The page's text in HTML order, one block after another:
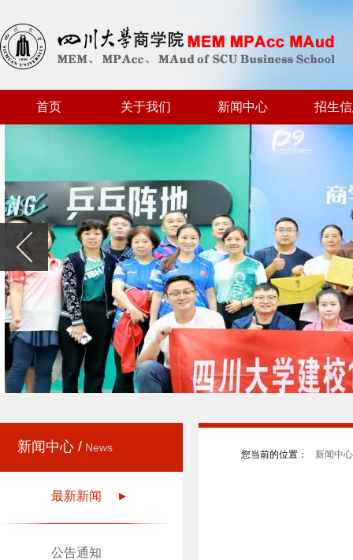
首页 关于我们 新闻中心 招生
新闻中心 / News
最新新闻
公告通知
您当前的位置： 新闻中